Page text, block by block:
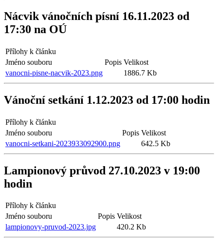
Nácvik vánočních písní 16.11.2023 od
17:30 na OÚ
Přílohy k článku
Jméno souboru
Popis Velikost
vanocni-pisne-nacvik-2023.png
1886.7 Kb
Vánoční setkání 1.12.2023 od 17:00 hodin
Přílohy k článku
Jméno souboru
Popis Velikost
vanocni-setkani-2023933092900.png
642.5 Kb
Lampionový průvod 27.10.2023 v 19:00
hodin
Přílohy k článku
Jméno souboru
Popis Velikost
lampionovy-pruvod-2023.jpg
420.2 Kb